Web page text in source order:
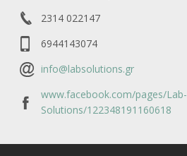
2314 022147
6944143074
info@labsolutions.gr
www.facebook.com/pages/Lab-
Solutions/122348191160618